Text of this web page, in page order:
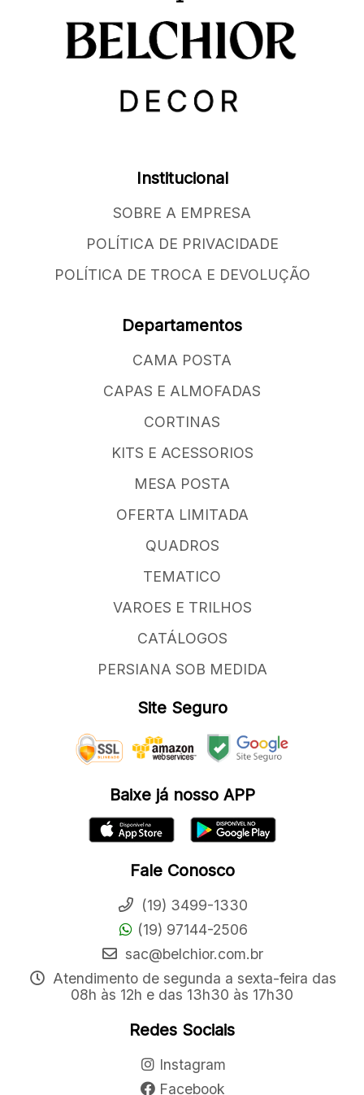
Institucional
SOBRE A EMPRESA
POLÍTICA DE PRIVACIDADE
POLÍTICA DE TROCA E DEVOLUÇÃO
Departamentos
CAMA POSTA
CAPAS E ALMOFADAS
CORTINAS
KITS E ACESSORIOS
MESA POSTA
OFERTA LIMITADA
QUADROS
TEMATICO
VAROES E TRILHOS
CATÁLOGOS
PERSIANA SOB MEDIDA
Site Seguro
Baixe já nosso APP
Fale Conosco
(19) 3499-1330
(19) 97144-2506
sac@belchior.com.br
Atendimento de segunda a sexta-feira das
08h às 12h e das 13h30 às 17h30
Redes Sociais
Instagram
Facebook